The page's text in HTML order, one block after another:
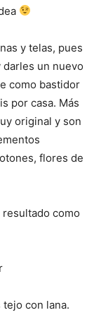
y telas, pues
un nuevo
como bastidor
por casa. Más
original y son
flores de
como
con lana.